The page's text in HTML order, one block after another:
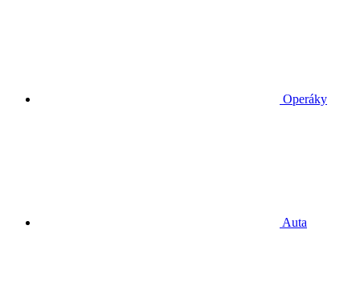
Operáky
Auta